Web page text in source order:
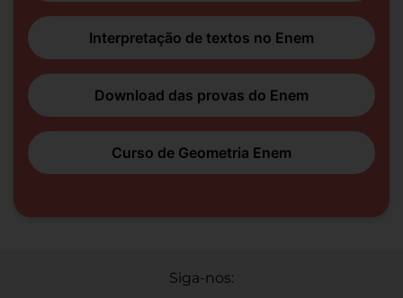
Interpretação de textos no Enem
Download das provas do Enem
Curso de Geometria Enem
Siga-nos: